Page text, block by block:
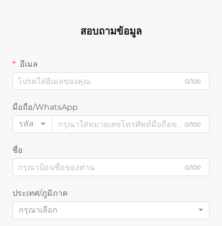
สอบถามข้อมูล
อีเมล
0/100
มือถือ/WhatsApp
รหัส
0/100
ชื่อ
0/100
ประเทศ/ภูมิภาค
กรุณาเลือก